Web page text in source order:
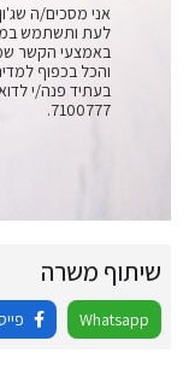
אני מסכים/ה
לעת ותשתמש
באמצעי הקשר
והכל בכפוף
בעתיד פנה/י
7100777.
שיתוף משרה
Whatsapp